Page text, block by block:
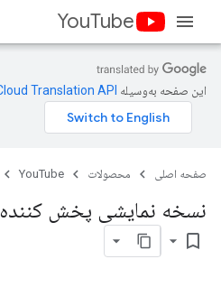
YouTube
این صفحه به‌وسیله
صفحه اصلی محصولات YouTube
نسخه نمایشی پخش کننده You
bookmark_border